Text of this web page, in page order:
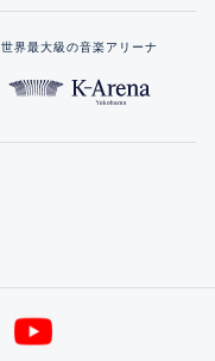
世界最大級の音楽アリーナ